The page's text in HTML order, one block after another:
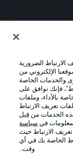
الضرورية
الإلكتروني من
والخدمات الخاصة
فإنك توافق على
بالأداء، وملفات
تعريف الارتباط
الخدمات من قِبل
في سياسة
الارتباط حيث
الخاصة بك في أي
وقت..